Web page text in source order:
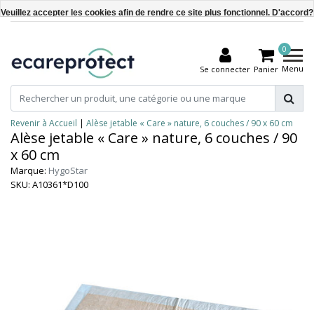
Se connecter
0
Panier Menu
Revenir à Accueil | Alèse jetable « Care » nature, 6 couches / 90 x 60 cm
Alèse jetable « Care » nature, 6 couches / 90
x 60 cm
Marque: HygoStar
SKU: A10361*D100
Veuillez accepter les cookies afin de rendre ce site plus fonctionnel. D'accord?